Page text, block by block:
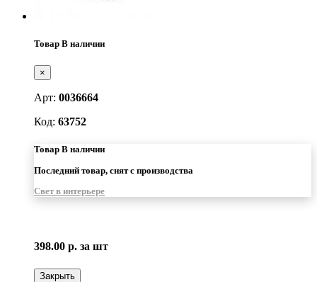
Товар В наличии
×
Арт: 0036664
Код: 63752
Товар В наличии
Последний товар, снят с производства
Свет в интерьере
398.00 р. за шт
Закрыть